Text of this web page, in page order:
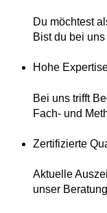
Du möchtest
Bist du bei uns
Hohe
Bei uns trifft
Fach- und
Zertifizierte
Aktuelle
unser